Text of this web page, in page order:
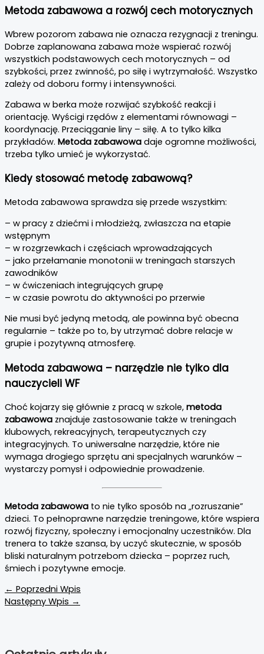
Metoda zabawowa a rozwój cech motorycznych
Wbrew pozorom zabawa nie oznacza rezygnacji z treningu.
Dobrze zaplanowana zabawa może wspierać rozwój
wszystkich podstawowych cech motorycznych – od
szybkości, przez zwinność, po siłę i wytrzymałość. Wszystko
zależy od doboru formy i intensywności.
Zabawa w berka może rozwijać szybkość reakcji i
orientację. Wyścigi rzędów z elementami równowagi –
koordynację. Przeciąganie liny – siłę. A to tylko kilka
przykładów. Metoda zabawowa daje ogromne możliwości,
trzeba tylko umieć je wykorzystać.
Kiedy stosować metodę zabawową?
Metoda zabawowa sprawdza się przede wszystkim:
– w pracy z dziećmi i młodzieżą, zwłaszcza na etapie
wstępnym
– w rozgrzewkach i częściach wprowadzających
– jako przełamanie monotonii w treningach starszych
zawodników
– w ćwiczeniach integrujących grupę
– w czasie powrotu do aktywności po przerwie
Nie musi być jedyną metodą, ale powinna być obecna
regularnie – także po to, by utrzymać dobre relacje w
grupie i pozytywną atmosferę.
Metoda zabawowa – narzędzie nie tylko dla
nauczycieli WF
Choć kojarzy się głównie z pracą w szkole, metoda
zabawowa znajduje zastosowanie także w treningach
klubowych, rekreacyjnych, terapeutycznych czy
integracyjnych. To uniwersalne narzędzie, które nie
wymaga drogiego sprzętu ani specjalnych warunków –
wystarczy pomysł i odpowiednie prowadzenie.
Metoda zabawowa to nie tylko sposób na „rozruszanie”
dzieci. To pełnoprawne narzędzie treningowe, które wspiera
rozwój fizyczny, społeczny i emocjonalny uczestników. Dla
trenera to także szansa, by uczyć skutecznie, w sposób
bliski naturalnym potrzebom dziecka – poprzez ruch,
śmiech i pozytywne emocje.
← Poprzedni Wpis
Następny Wpis →